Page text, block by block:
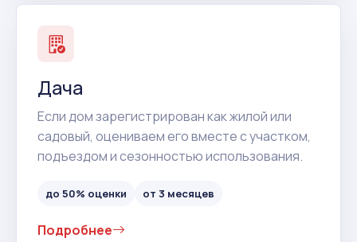
Дача
Если дом зарегистрирован как жилой или
садовый, оцениваем его вместе с участком,
подъездом и сезонностью использования.
до 50% оценки от 3 месяцев
Подробнее